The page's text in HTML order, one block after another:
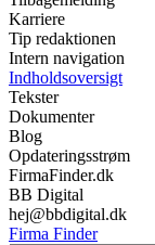
Karriere
Tip redaktionen
Intern navigation
Indholdsoversigt
Tekster
Dokumenter
Blog
Opdateringsstrøm
FirmaFinder.dk
BB Digital
hej@bbdigital.dk
Firma Finder